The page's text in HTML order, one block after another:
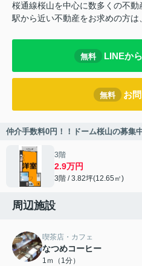
桜通線桜山を中心に数多くの不動
駅から近い不動産をお求めの方は
無料 LINEか
無料 お
仲介手数料0円！！ドーム桜山の募集
3階
2.9万円
3階 / 3.82坪(12.65㎡)
周辺施設
喫茶店・カフェ
なつめコーヒー
1ｍ（1分）